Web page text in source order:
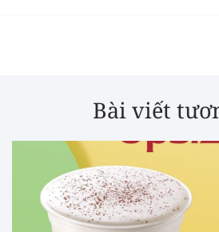
Bài viết